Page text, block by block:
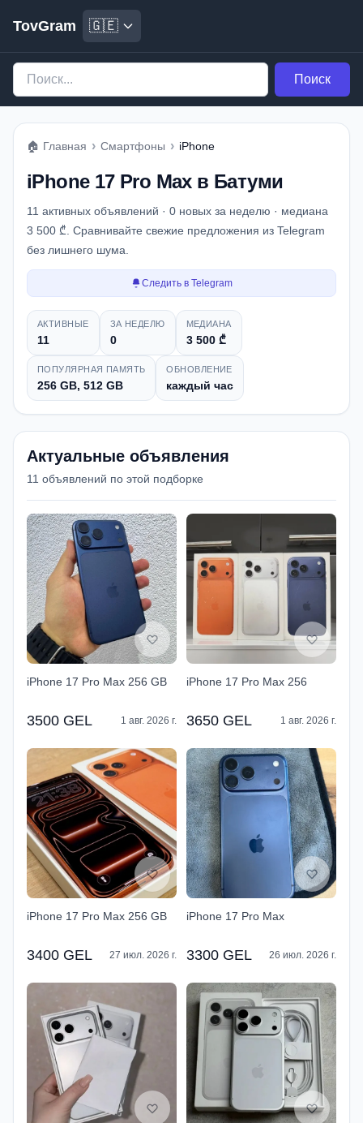
TovGram 🇬🇪
Поиск
🏠 Главная › Смартфоны › iPhone
iPhone 17 Pro Max в Батуми
11 активных объявлений · 0 новых за неделю · медиана
3 500 ₾. Сравнивайте свежие предложения из Telegram
без лишнего шума.
Следить в Telegram
Снимок рынка
АКТИВНЫЕ
11
ЗА НЕДЕЛЮ
0
МЕДИАНА
3 500 ₾
ПОПУЛЯРНАЯ ПАМЯТЬ
256 GB, 512 GB
ОБНОВЛЕНИЕ
каждый час
Актуальные объявления
11 объявлений по этой подборке
iPhone 17 Pro Max 256 GB
3500 GEL 1 авг. 2026 г.
iPhone 17 Pro Max 256
3650 GEL 1 авг. 2026 г.
iPhone 17 Pro Max 256 GB
3400 GEL 27 июл. 2026 г.
iPhone 17 Pro Max
3300 GEL 26 июл. 2026 г.